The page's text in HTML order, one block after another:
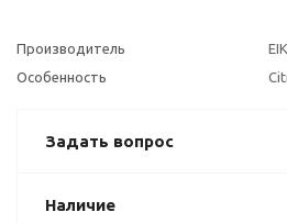
Производитель
Особенность
Задать вопрос
Наличие